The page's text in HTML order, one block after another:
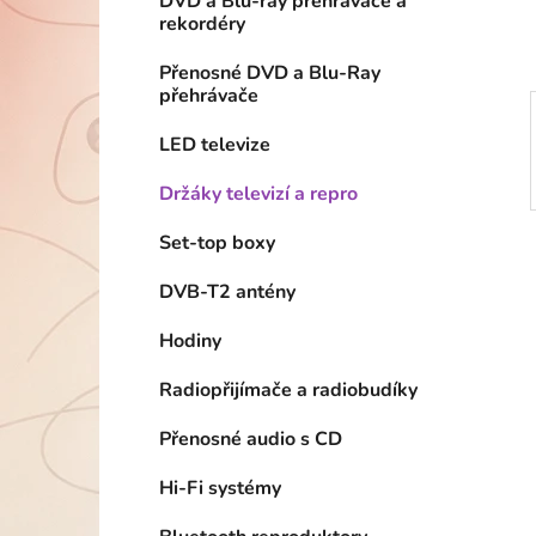
e
rekordéry
Přenosné DVD a Blu-Ray
přehrávače
LED televize
Držáky televizí a repro
Set-top boxy
DVB-T2 antény
Hodiny
Radiopřijímače a radiobudíky
Přenosné audio s CD
Hi-Fi systémy